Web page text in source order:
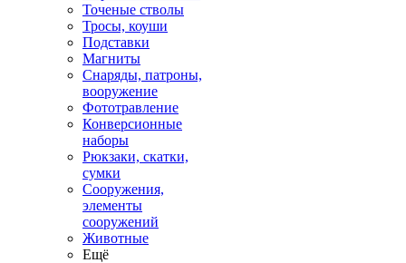
Точеные стволы
Тросы, коуши
Подставки
Магниты
Снаряды, патроны,
вооружение
Фототравление
Конверсионные
наборы
Рюкзаки, скатки,
сумки
Сооружения,
элементы
сооружений
Животные
Ещё